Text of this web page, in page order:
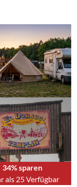
34% sparen
als 25 Verfügbar